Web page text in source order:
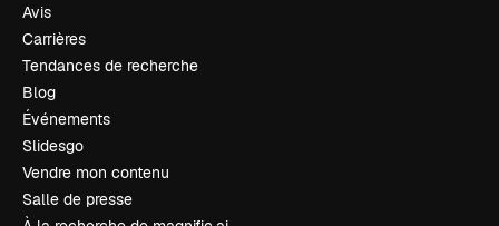
Avis
Carrières
Tendances de recherche
Blog
Événements
Slidesgo
Vendre mon contenu
Salle de presse